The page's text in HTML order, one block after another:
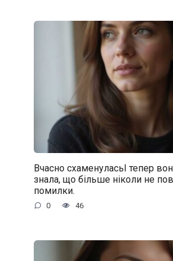
Вчасно схаменуласьІ тепер
знала, що більше ніколи не
помилки.
0 46